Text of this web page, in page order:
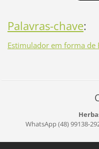
Palavras-chave:
Estimulador em forma de
WhatsApp (48) 99138-